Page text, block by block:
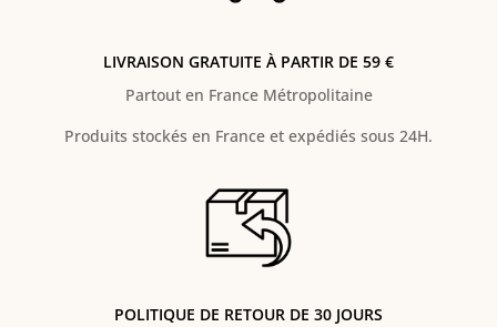
LIVRAISON GRATUITE À PARTIR DE 59 €
Partout en France Métropolitaine
Produits stockés en France et expédiés sous 24H.
POLITIQUE DE RETOUR DE 30 JOURS